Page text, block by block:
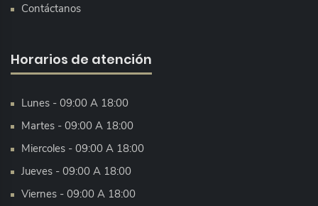
Contáctanos
Horarios de atención
Lunes - 09:00 A 18:00
Martes - 09:00 A 18:00
Miercoles - 09:00 A 18:00
Jueves - 09:00 A 18:00
Viernes - 09:00 A 18:00